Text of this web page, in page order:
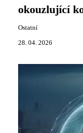
okouzlující
Ostatní
28. 04. 2026